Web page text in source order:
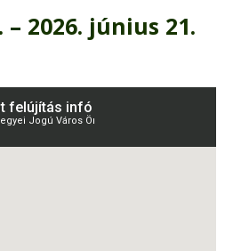
2026. június 21.